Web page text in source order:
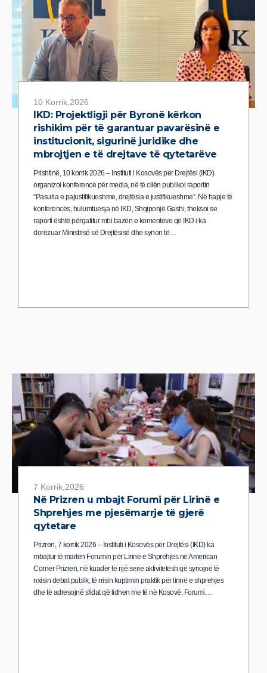
10 Korrik,2026
IKD: Projektligji për Byronë kërkon
rishikim për të garantuar pavarësinë e
institucionit, sigurinë juridike dhe
mbrojtjen e të drejtave të qytetarëve
Prishtinë, 10 korrik 2026 – Instituti i Kosovës për Drejtësi (IKD)
organizoi konferencë për media, në të cilën publikoi raportin
“Pasuria e pajustifikueshme, drejtësia e justifikueshme”. Në hapje të
konferencës, hulumtuesja në IKD, Shqiponjë Gashi, theksoi se
raporti është përgatitur mbi bazën e komenteve që IKD i ka
dorëzuar Ministrisë së Drejtësisë dhe synon të…
7 Korrik,2026
Në Prizren u mbajt Forumi për Lirinë e
Shprehjes me pjesëmarrje të gjerë
qytetare
Prizren, 7 korrik 2026 – Instituti i Kosovës për Drejtësi (IKD) ka
mbajtur të martën Forumin për Lirinë e Shprehjes në American
Corner Prizren, në kuadër të një serie aktivitetesh që synojnë të
nxisin debat publik, të rrisin kuptimin praktik për lirinë e shprehjes
dhe të adresojnë sfidat që lidhen me të në Kosovë. Forumi…